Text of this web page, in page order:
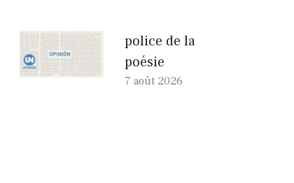
police de la
poésie
7 août 2026